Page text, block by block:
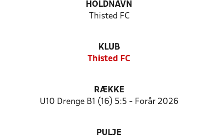
HOLDNAVN
Thisted FC
KLUB
Thisted FC
RÆKKE
U10 Drenge B1 (16) 5:5 - Forår 2026
PULJE